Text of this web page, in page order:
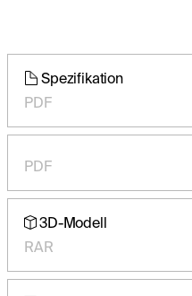
Spezifikation
PDF
PDF
3D-Modell
RAR